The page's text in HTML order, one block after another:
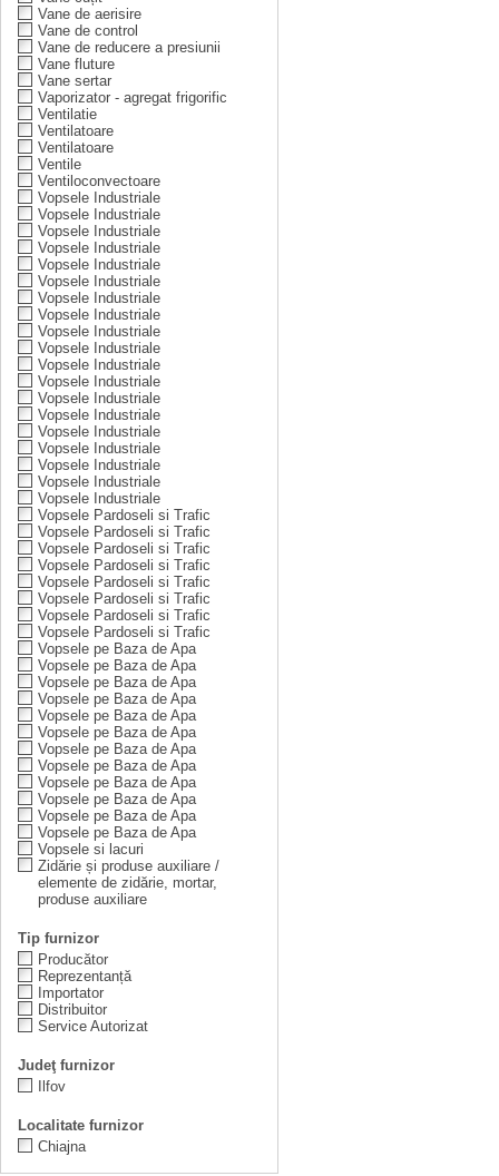
Vane de aerisire
Vane de control
Vane de reducere a presiunii
Vane fluture
Vane sertar
Vaporizator - agregat frigorific
Ventilatie
Ventilatoare
Ventilatoare
Ventile
Ventiloconvectoare
Vopsele Industriale
Vopsele Industriale
Vopsele Industriale
Vopsele Industriale
Vopsele Industriale
Vopsele Industriale
Vopsele Industriale
Vopsele Industriale
Vopsele Industriale
Vopsele Industriale
Vopsele Industriale
Vopsele Industriale
Vopsele Industriale
Vopsele Industriale
Vopsele Industriale
Vopsele Industriale
Vopsele Industriale
Vopsele Industriale
Vopsele Industriale
Vopsele Pardoseli si Trafic
Vopsele Pardoseli si Trafic
Vopsele Pardoseli si Trafic
Vopsele Pardoseli si Trafic
Vopsele Pardoseli si Trafic
Vopsele Pardoseli si Trafic
Vopsele Pardoseli si Trafic
Vopsele Pardoseli si Trafic
Vopsele pe Baza de Apa
Vopsele pe Baza de Apa
Vopsele pe Baza de Apa
Vopsele pe Baza de Apa
Vopsele pe Baza de Apa
Vopsele pe Baza de Apa
Vopsele pe Baza de Apa
Vopsele pe Baza de Apa
Vopsele pe Baza de Apa
Vopsele pe Baza de Apa
Vopsele pe Baza de Apa
Vopsele pe Baza de Apa
Vopsele si lacuri
Zidărie și produse auxiliare /
elemente de zidărie, mortar,
produse auxiliare
Tip furnizor
Producător
Reprezentanță
Importator
Distribuitor
Service Autorizat
Judeţ furnizor
Ilfov
Localitate furnizor
Chiajna